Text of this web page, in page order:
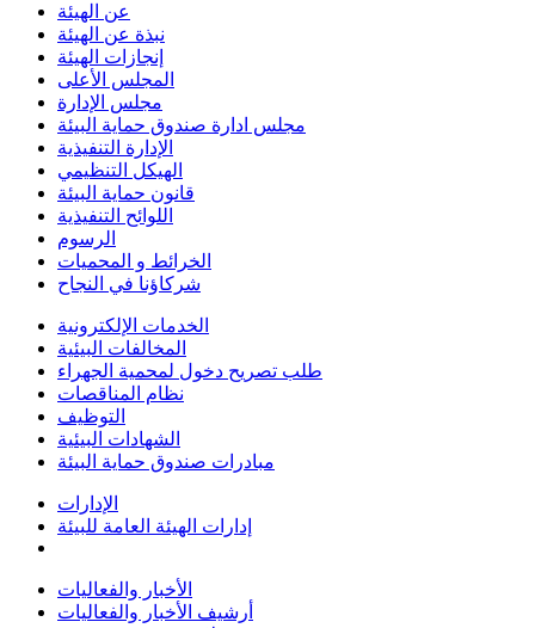
عن الهيئة
نبذة عن الهيئة
إنجازات الهيئة
المجلس الأعلى
مجلس الإدارة
مجلس ادارة صندوق حماية البيئة
الإدارة التنفيذية
الهيكل التنظيمي
قانون حماية البيئة
اللوائح التنفيذية
الرسوم
الخرائط و المحميات
شركاؤنا في النجاح
الخدمات الإلكترونية
المخالفات البيئية
طلب تصريح دخول لمحمية الجهراء
نظام المناقصات
التوظيف
الشهادات البيئية
مبادرات صندوق حماية البيئة
الإدارات
إدارات الهيئة العامة للبيئة
الأخبار والفعاليات
أرشيف الأخبار والفعاليات